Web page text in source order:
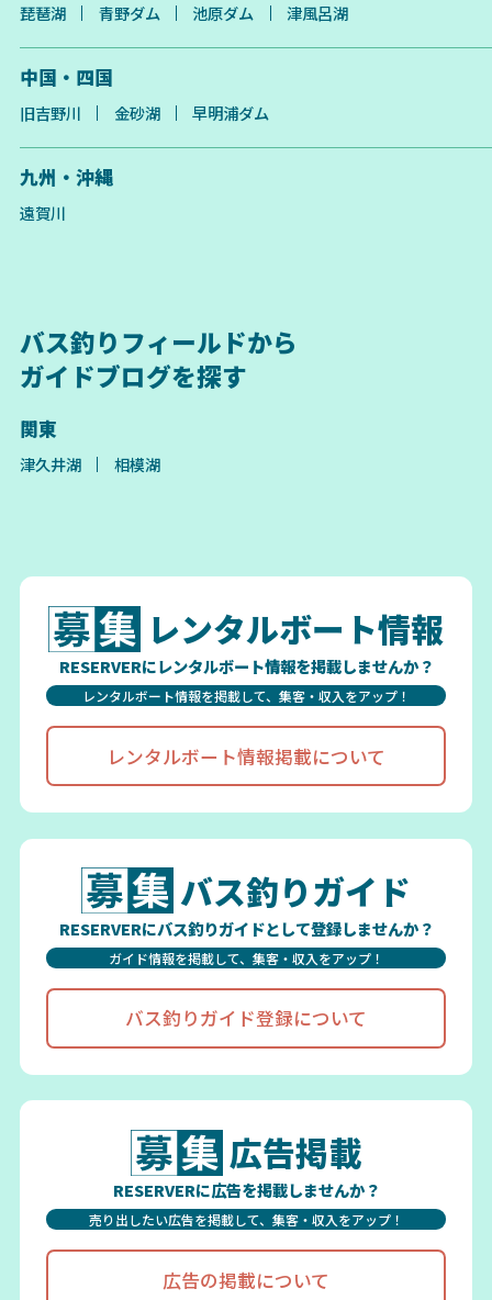
琵琶湖 青野ダム 池原ダム 津風呂湖
中国・四国
旧吉野川 金砂湖 早明浦ダム
九州・沖縄
遠賀川
バス釣りフィールドから
ガイドブログを探す
関東
津久井湖 相模湖
レンタルボート情報
RESERVERにレンタルボート情報を掲載しませんか？
レンタルボート情報を掲載して、集客・収入をアップ！
レンタルボート情報掲載について
バス釣りガイド
RESERVERにバス釣りガイドとして登録しませんか？
ガイド情報を掲載して、集客・収入をアップ！
バス釣りガイド登録について
広告掲載
RESERVERに広告を掲載しませんか？
売り出したい広告を掲載して、集客・収入をアップ！
広告の掲載について